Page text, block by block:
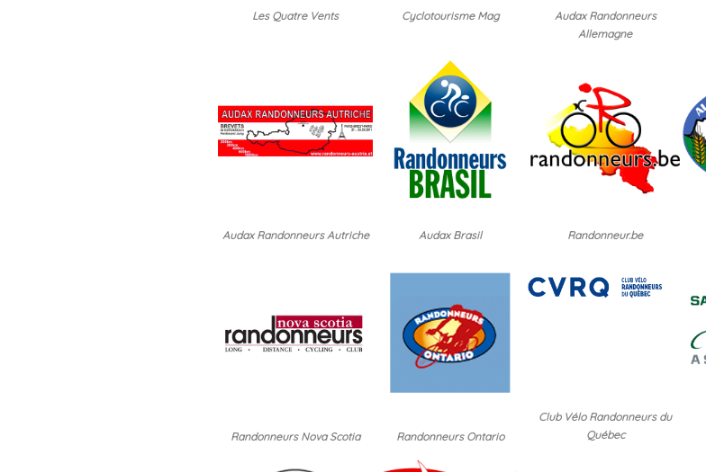
Les Quatre Vents Cyclotourisme Mag
Audax Randonneurs
Allemagne
Audax Randonneurs Autriche Audax Brasil Randonneur.be
Randonneurs Nova Scotia Randonneurs Ontario
Club Vélo Randonneurs du
Québec